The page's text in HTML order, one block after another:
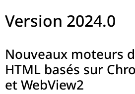
Version 2024.0
Nouveaux moteurs
HTML basés sur
et WebView2